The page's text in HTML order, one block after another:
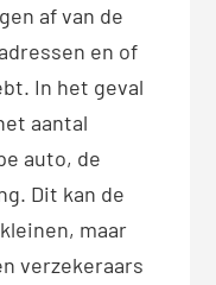
af van de
en of
In het geval
aantal
auto, de
Dit kan de
maar
verzekeraars